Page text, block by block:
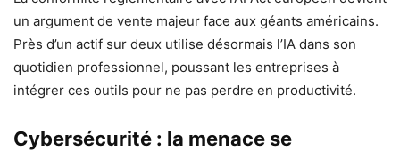
un argument de vente majeur face aux géants américains.
Près d’un actif sur deux utilise désormais l’IA dans son
quotidien professionnel, poussant les entreprises à
intégrer ces outils pour ne pas perdre en productivité.
Cybersécurité : la menace se